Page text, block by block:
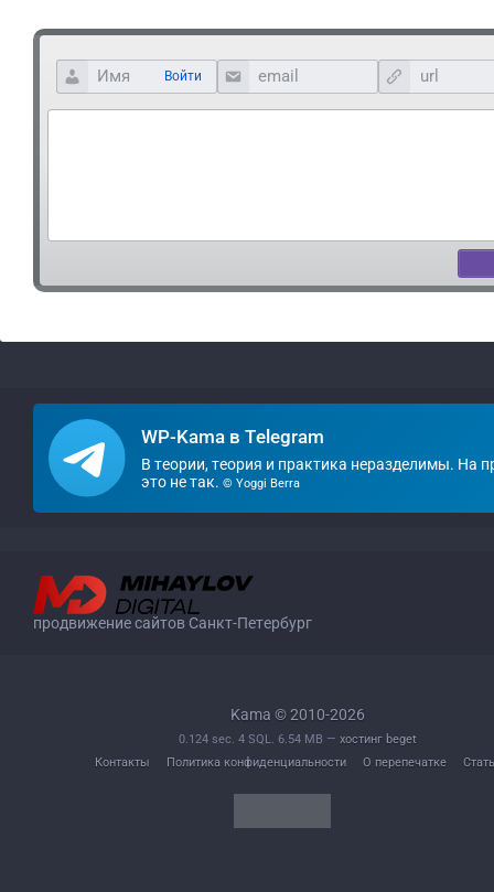
Войти
WP-Kama в Telegram
В теории, теория и практика неразделимы. На
это не так.© Yoggi Berra
продвижение сайтов Санкт-Петербург
Kama © 2010-2026
0.124 sec. 4 SQL. 6.54 MB — хостинг beget
Контакты
Политика конфиденциальности О перепечатке